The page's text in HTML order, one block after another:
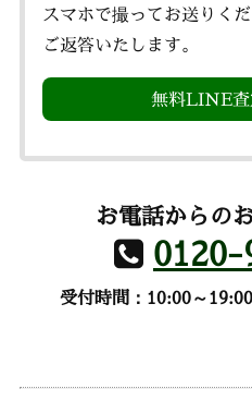
スマホで撮ってお送りく
ご返答いたします。
無料LINE査
お電話からの
受付時間：10:00～19:00